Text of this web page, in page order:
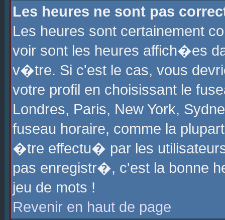
Les heures ne sont pas
Les heures sont certainement
voir sont les heures affich�es
v�tre. Si c'est le cas, vous
votre profil en choisissant le
Londres, Paris, New York,
fuseau horaire, comme la
�tre effectu� par les
pas enregistr�, c'est la bonne
jeu de mots !
Revenir en haut de page